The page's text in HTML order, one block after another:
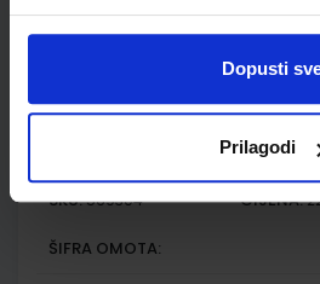
Dopusti
Prilagodi
Udžbenik
PROFIL KLETT d.o.o.
SKU:569304 CIJENA:
ŠIFRA OMOTA: